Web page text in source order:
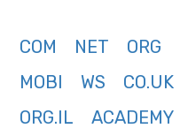
COM NET ORG
MOBI
WS CO.UK
ORG.IL
ACADEMY